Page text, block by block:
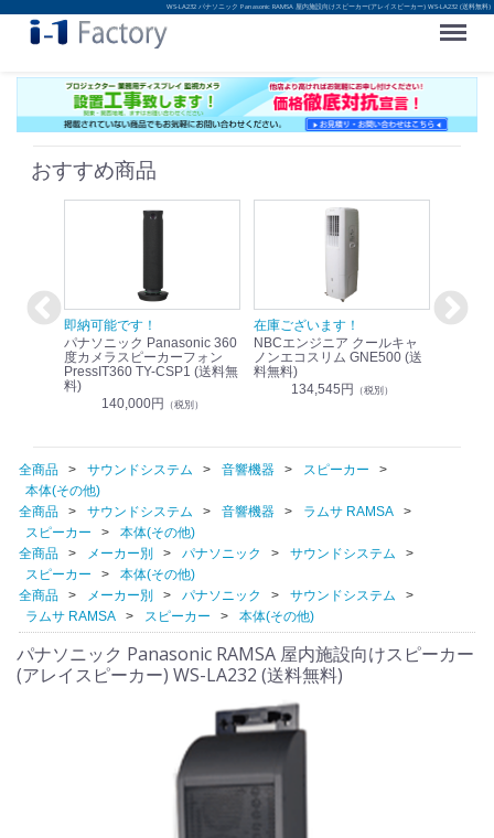
WS-LA232 パナソニック Panasonic RAMSA 屋内施設向けスピーカー(アレイスピーカー) WS-LA232 (送料無料)
Menu
おすすめ商品
即納可能です！
パナソニック Panasonic 360
度カメラスピーカーフォン
PressIT360 TY-CSP1 (送料無
料)
140,000円 （税別）
在庫ございます！
NBCエンジニア クールキャ
ノンエコスリム GNE500 (送
料無料)
134,545円 （税別）
即納可
全商品 サウンドシステム 音響機器
スピーカー
本体(その他)
全商品
サウンドシステム 音響機器
ラムサ RAMSA
スピーカー
本体(その他)
全商品
メーカー別 パナソニック
サウンドシステム
スピーカー
本体(その他)
全商品
メーカー別 パナソニック
サウンドシステム
ラムサ RAMSA
スピーカー 本体(その他)
パナソニック Panasonic RAMSA 屋内施設向けスピーカー
(アレイスピーカー) WS-LA232 (送料無料)